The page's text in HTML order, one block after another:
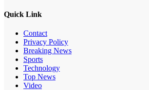
Quick Link
Contact
Privacy Policy
Breaking News
Sports
Technology
Top News
Video